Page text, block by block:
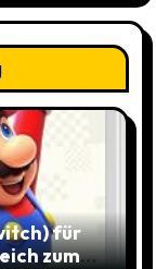
für
zum